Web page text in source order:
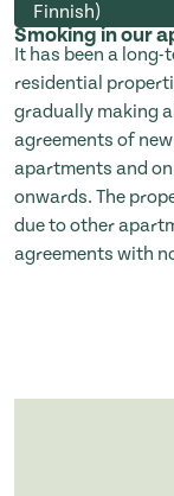
Finnish)
Smoking in our
It has been a
residential
gradually making
agreements of
apartments and
onwards. The
due to other
agreements with